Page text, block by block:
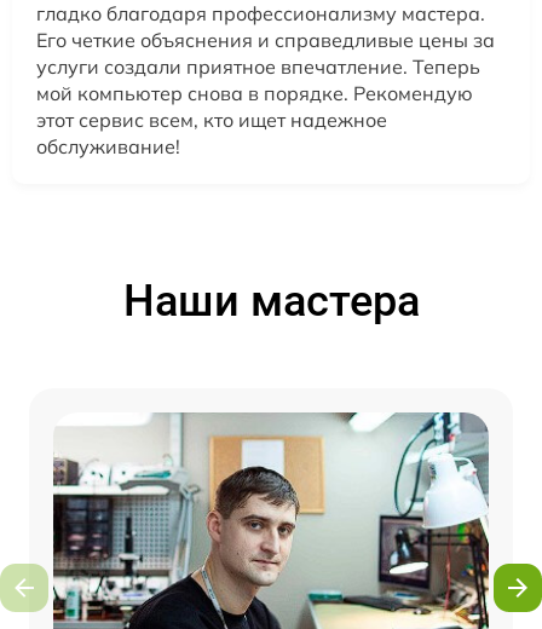
гладко благодаря профессионализму мастера.
Его четкие объяснения и справедливые цены за
услуги создали приятное впечатление. Теперь
мой компьютер снова в порядке. Рекомендую
этот сервис всем, кто ищет надежное
обслуживание!
Наши мастера